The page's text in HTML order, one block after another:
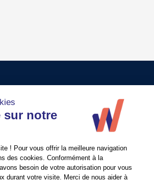
Crédits
Politique de confidentialité